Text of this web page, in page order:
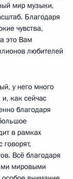
мир музыки,
Благодаря
чувства,
это Вам
любителей
у него много
как сейчас
благодаря
в рамках
говорят,
Всё благодаря
мировыми